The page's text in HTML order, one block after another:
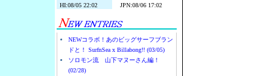
NEWコラボ！あのビッグサーフブラン
ドと！ SurfnSea x Billabong!! (03/05)
ソロモン流 山下マヌーさん編！
(02/28)